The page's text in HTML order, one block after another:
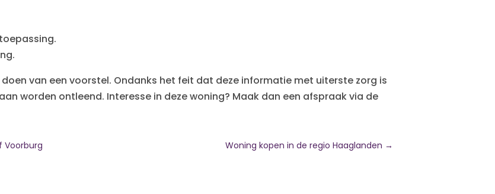
van een voorstel. Ondanks het feit dat deze informatie met uiterste zorg is
worden ontleend. Interesse in deze woning? Maak dan een afspraak via de
Voorburg Woning kopen in de regio Haaglanden →